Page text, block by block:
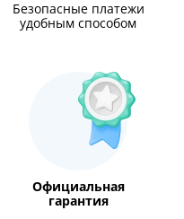
Безопасные платежи
удобным способом
Официальная
гарантия